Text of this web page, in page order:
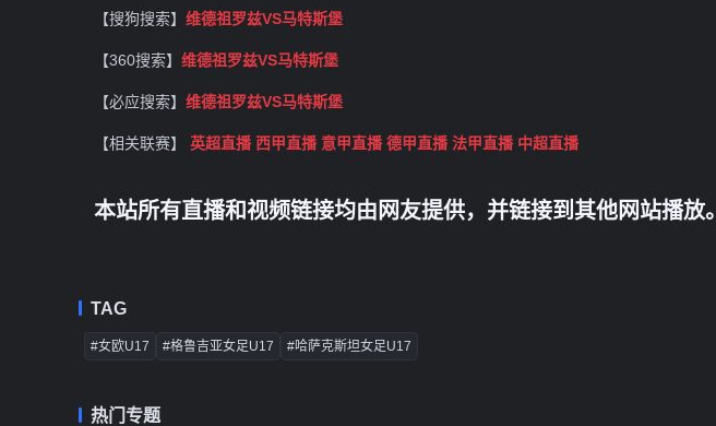
【搜狗搜索】 维德祖罗兹VS马特斯堡
【360搜索】 维德祖罗兹VS马特斯堡
【必应搜索】 维德祖罗兹VS马特斯堡
【相关联赛】 英超直播 西甲直播 意甲直播 德甲直播 法甲直播 中超直播
本站所有直播和视频链接均由网友提供，并链接到其他网站播放。
TAG
#女欧U17 #格鲁吉亚女足U17 #哈萨克斯坦女足U17
热门专题